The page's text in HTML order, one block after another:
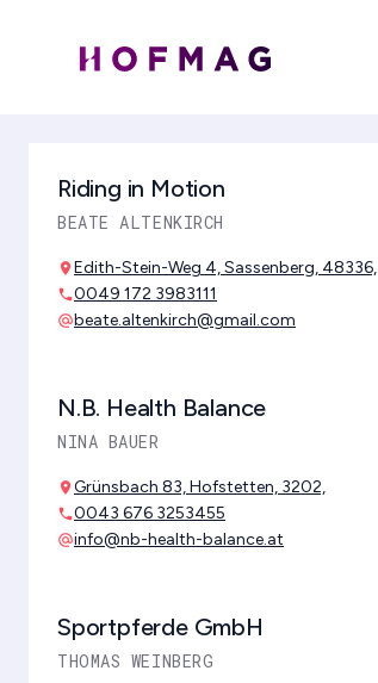
Riding in Motion
BEATE ALTENKIRCH
location_on Edith-Stein-Weg 4, Sassenberg, 48336,
phone0049 172 3983111
alternate_emailbeate.altenkirch@gmail.com
N.B. Health Balance
NINA BAUER
location_on Grünsbach 83, Hofstetten, 3202,
phone0043 676 3253455
alternate_emailinfo@nb-health-balance.at
Sportpferde GmbH
THOMAS WEINBERG